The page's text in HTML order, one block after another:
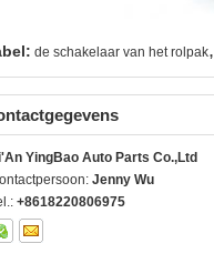
de schakelaar van het rolpak,
YingBao Auto Parts Co.,Ltd
Jenny Wu
+8618220806975